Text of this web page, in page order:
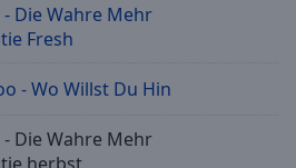
Die Wahre Mehr
Fresh
- Wo Willst Du Hin
Die Wahre Mehr